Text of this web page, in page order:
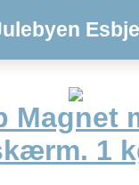
Magnet
1